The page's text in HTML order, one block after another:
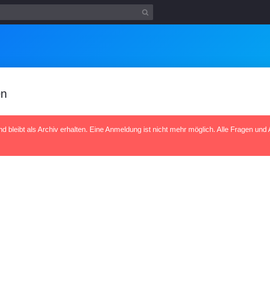
bleibt als Archiv erhalten. Eine Anmeldung ist nicht mehr möglich. Alle Fragen und